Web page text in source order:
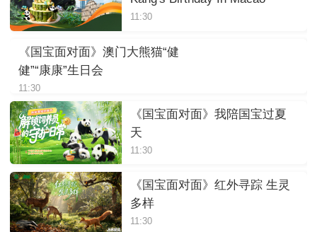
11:30
《国宝面对面》澳门大熊猫“健
健”“康康”生日会
11:30
《国宝面对面》我陪国宝过夏
天
11:30
《国宝面对面》红外寻踪 生灵
多样
11:30